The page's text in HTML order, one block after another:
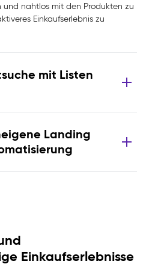
und nahtlos mit den Produkten zu
Einkaufserlebnis zu
mit Listen
Landing
Einkaufserlebnisse